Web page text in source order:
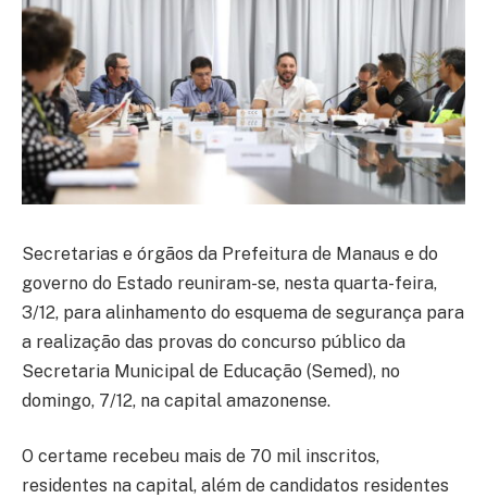
Secretarias e órgãos da Prefeitura de Manaus e do
governo do Estado reuniram-se, nesta quarta-feira,
3/12, para alinhamento do esquema de segurança para
a realização das provas do concurso público da
Secretaria Municipal de Educação (Semed), no
domingo, 7/12, na capital amazonense.
O certame recebeu mais de 70 mil inscritos,
residentes na capital, além de candidatos residentes